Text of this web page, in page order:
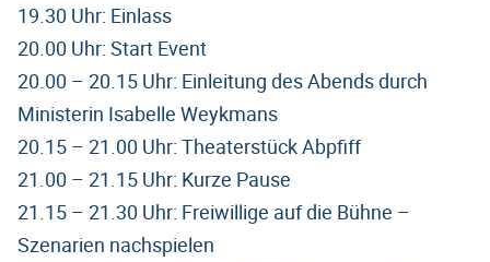
19.30 Uhr: Einlass
20.00 Uhr: Start Event
20.00 – 20.15 Uhr: Einleitung des Abends durch
Ministerin Isabelle Weykmans
20.15 – 21.00 Uhr: Theaterstück Abpfiff
21.00 – 21.15 Uhr: Kurze Pause
21.15 – 21.30 Uhr: Freiwillige auf die Bühne –
Szenarien nachspielen